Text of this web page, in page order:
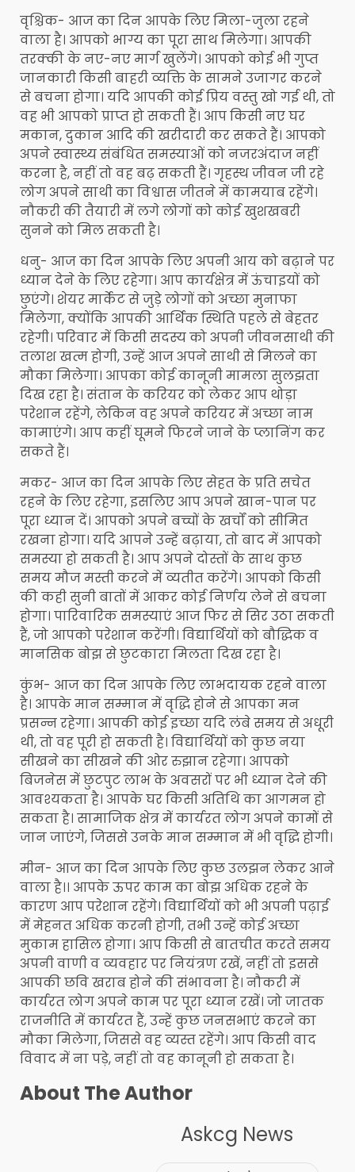
वृश्चिक- आज का दिन आपके लिए मिला-जुला रहने
वाला है। आपको भाग्य का पूरा साथ मिलेगा। आपकी
तरक्की के नए-नए मार्ग खुलेंगे। आपको कोई भी गुप्त
जानकारी किसी बाहरी व्यक्ति के सामने उजागर करने
से बचना होगा। यदि आपकी कोई प्रिय वस्तु खो गई थी, तो
वह भी आपको प्राप्त हो सकती हैं। आप किसी नए घर
मकान, दुकान आदि की खरीदारी कर सकते हैं। आपको
अपने स्वास्थ्य संबंधित समस्याओं को नजरअंदाज नहीं
करना है, नहीं तो वह बढ़ सकती हैं। गृहस्थ जीवन जी रहे
लोग अपने साथी का विश्वास जीतने में कामयाब रहेंगे।
नौकरी की तैयारी में लगे लोगों को कोई खुशखबरी
सुनने को मिल सकती है।
धनु- आज का दिन आपके लिए अपनी आय को बढ़ाने पर
ध्यान देने के लिए रहेगा। आप कार्यक्षेत्र में ऊंचाइयों को
छुएंगे। शेयर मार्केट से जुड़े लोगों को अच्छा मुनाफा
मिलेगा, क्योंकि आपकी आर्थिक स्थिति पहले से बेहतर
रहेगी। परिवार में किसी सदस्य को अपनी जीवनसाथी की
तलाश खत्म होगी, उन्हें आज अपने साथी से मिलने का
मौका मिलेगा। आपका कोई कानूनी मामला सुलझता
दिख रहा है। संतान के करियर को लेकर आप थोड़ा
परेशान रहेंगे, लेकिन वह अपने करियर में अच्छा नाम
कामाएंगे। आप कहीं घूमने फिरने जाने के प्लानिंग कर
सकते हैं।
मकर- आज का दिन आपके लिए सेहत के प्रति सचेत
रहने के लिए रहेगा, इसलिए आप अपने खान-पान पर
पूरा ध्यान दें। आपको अपने बच्चों के खर्चों को सीमित
रखना होगा। यदि आपने उन्हें बढ़ाया, तो बाद में आपको
समस्या हो सकती है। आप अपने दोस्तों के साथ कुछ
समय मौज मस्ती करने में व्यतीत करेंगे। आपको किसी
की कही सुनी बातों में आकर कोई निर्णय लेने से बचना
होगा। पारिवारिक समस्याएं आज फिर से सिर उठा सकती
हैं, जो आपको परेशान करेंगी। विद्यार्थियों को बौद्धिक व
मानसिक बोझ से छुटकारा मिलता दिख रहा है।
कुंभ- आज का दिन आपके लिए लाभदायक रहने वाला
है। आपके मान सम्मान में वृद्धि होने से आपका मन
प्रसन्न रहेगा। आपकी कोई इच्छा यदि लंबे समय से अधूरी
थी, तो वह पूरी हो सकती है। विद्यार्थियों को कुछ नया
सीखने का सीखने की ओर रुझान रहेगा। आपको
बिजनेस में छुटपुट लाभ के अवसरों पर भी ध्यान देने की
आवश्यकता है। आपके घर किसी अतिथि का आगमन हो
सकता है। सामाजिक क्षेत्र में कार्यरत लोग अपने कामों से
जान जाएंगे, जिससे उनके मान सम्मान में भी वृद्धि होगी।
मीन- आज का दिन आपके लिए कुछ उलझन लेकर आने
वाला है।। आपके ऊपर काम का बोझ अधिक रहने के
कारण आप परेशान रहेंगे। विद्यार्थियों को भी अपनी पढ़ाई
में मेहनत अधिक करनी होगी, तभी उन्हें कोई अच्छा
मुकाम हासिल होगा। आप किसी से बातचीत करते समय
अपनी वाणी व व्यवहार पर नियंत्रण रखें, नहीं तो इससे
आपकी छवि खराब होने की संभावना है। नौकरी में
कार्यरत लोग अपने काम पर पूरा ध्यान रखें। जो जातक
राजनीति में कार्यरत हैं, उन्हें कुछ जनसभाएं करने का
मौका मिलेगा, जिससे वह व्यस्त रहेंगे। आप किसी वाद
विवाद में ना पड़े, नहीं तो वह कानूनी हो सकता है।
About The Author
Askcg News